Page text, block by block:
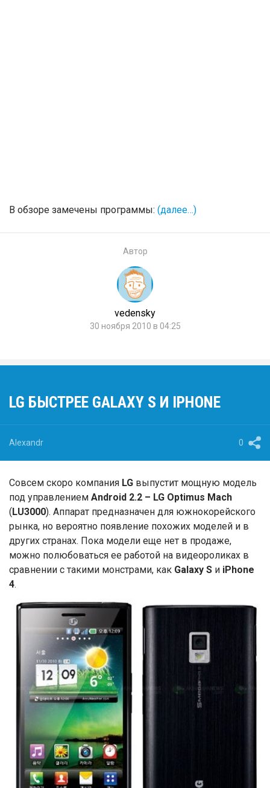
В обзоре замечены программы: (далее…)
Автор
vedensky
30 ноября 2010 в 04:25
LG БЫСТРЕЕ GALAXY S И IPHONE
Alexandr 0
Совсем скоро компания LG выпустит мощную модель
под управлением Android 2.2 – LG Optimus Mach
(LU3000). Аппарат предназначен для южнокорейского
рынка, но вероятно появление похожих моделей и в
других странах. Пока модели еще нет в продаже,
можно полюбоваться ее работой на видеороликах в
сравнении с такими монстрами, как Galaxy S и iPhone
4.